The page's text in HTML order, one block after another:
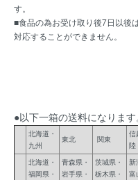
す。
■食品の為お受け取り後7日以後
対応することができません。
●以下一箱の送料になります
北海道・
九州
東北 関東
信
陸
北海道・
福岡県・
青森県・
岩手県・
茨城県・
栃木県・
新
富